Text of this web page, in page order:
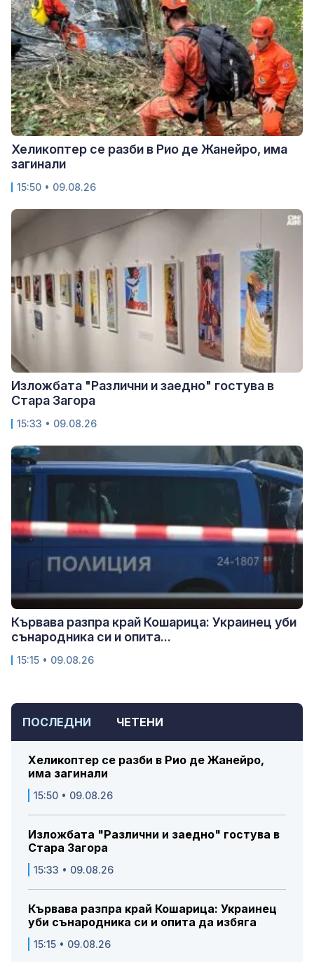
ПОСЛЕДНИ ЧЕТЕНИ
Хеликоптер се разби в Рио де Жанейро,
има загинали
15:50 • 09.08.26
Изложбата "Различни и заедно" гостува в
Стара Загора
15:33 • 09.08.26
Кървава разпра край Кошарица: Украинец
уби сънародника си и опита да избяга
15:15 • 09.08.26
Хеликоптер се разби в Рио де Жанейро, има
загинали
15:50 • 09.08.26
Изложбата "Различни и заедно" гостува в
Стара Загора
15:33 • 09.08.26
Кървава разпра край Кошарица: Украинец уби
сънародника си и опита...
15:15 • 09.08.26